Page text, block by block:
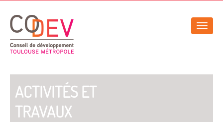
Toggle
ACTIVITÉS ET
TRAVAUX